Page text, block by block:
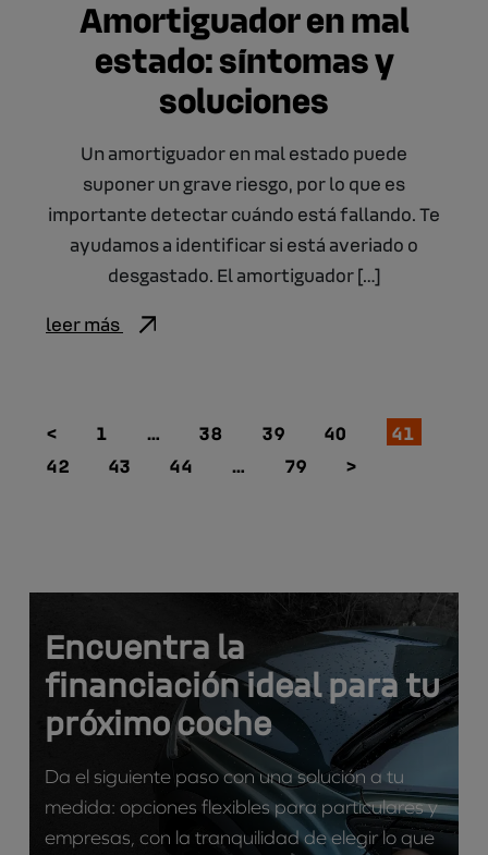
Amortiguador en mal
estado: síntomas y
soluciones
Un amortiguador en mal estado puede
suponer un grave riesgo, por lo que es
importante detectar cuándo está fallando. Te
ayudamos a identificar si está averiado o
desgastado. El amortiguador […]
leer más
< 1 … 38 39 40
41
42
43 44 … 79 >
Encuentra la
financiación ideal para tu
próximo coche
Da el siguiente paso con una solución a tu
medida: opciones flexibles para particulares y
empresas, con la tranquilidad de elegir lo que